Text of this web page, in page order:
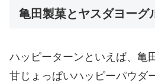
亀田製菓とヤスダヨーグ
ハッピーターンといえば、亀
甘じょっぱいハッピーパウダ